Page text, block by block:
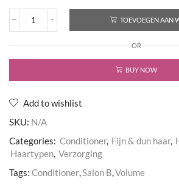
Volume
TOEVOEGEN AAN
OR
BUY NOW
Add to wishlist
SKU: N/A
Categories: Conditioner, Fijn & dun haar,
Haartypen, Verzorging
Tags: Conditioner,Salon B,Volume